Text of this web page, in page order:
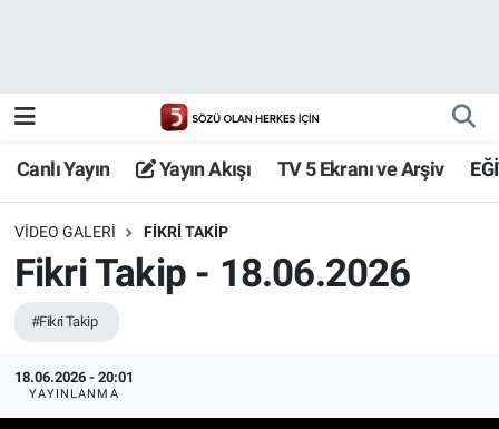
Canlı Yayın Yayın Akışı TV 5 Ekranı ve Arşiv
VIDEO GALERI FIKRI TAKIP
Fikri Takip - 18.06.2026
#Fikri Takip
18.06.2026 - 20:01
YAYINLANMA
TV 5 Ekranı ve Arşiv